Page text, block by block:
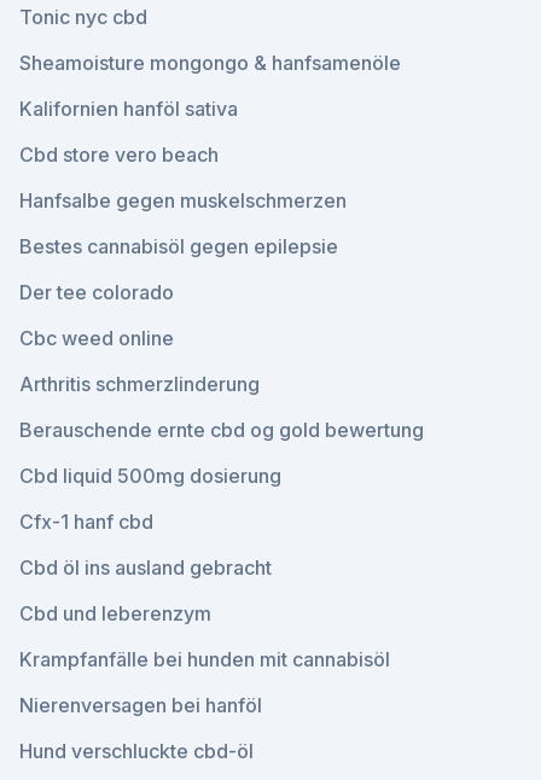
Tonic nyc cbd
Sheamoisture mongongo & hanfsamenöle
Kalifornien hanföl sativa
Cbd store vero beach
Hanfsalbe gegen muskelschmerzen
Bestes cannabisöl gegen epilepsie
Der tee colorado
Cbc weed online
Arthritis schmerzlinderung
Berauschende ernte cbd og gold bewertung
Cbd liquid 500mg dosierung
Cfx-1 hanf cbd
Cbd öl ins ausland gebracht
Cbd und leberenzym
Krampfanfälle bei hunden mit cannabisöl
Nierenversagen bei hanföl
Hund verschluckte cbd-öl